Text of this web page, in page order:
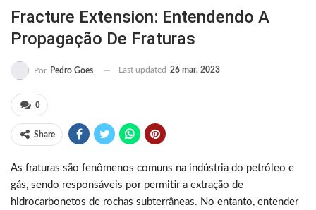
Fracture Extension: Entendendo A
Propagação De Fraturas
Por Pedro Goes Last updated 26 mar, 2023
0
Share
As fraturas são fenômenos comuns na indústria do petróleo e
gás, sendo responsáveis por permitir a extração de
hidrocarbonetos de rochas subterrâneas. No entanto, entender